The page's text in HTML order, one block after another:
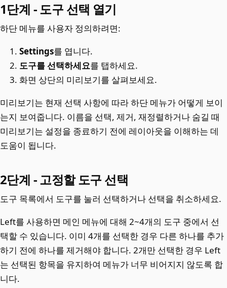
1단계 - 도구 선택 열기
하단 메뉴를 사용자 정의하려면:
Settings를 엽니다.
도구를 선택하세요를 탭하세요.
화면 상단의 미리보기를 살펴보세요.
미리보기는 현재 선택 사항에 따라 하단 메뉴가 어떻게 보이
는지 보여줍니다. 이름을 선택, 제거, 재정렬하거나 숨길 때
미리보기는 설정을 종료하기 전에 레이아웃을 이해하는 데
도움이 됩니다.
2단계 - 고정할 도구 선택
도구 목록에서 도구를 눌러 선택하거나 선택을 취소하세요.
Left를 사용하면 메인 메뉴에 대해 2~4개의 도구 중에서 선
택할 수 있습니다. 이미 4개를 선택한 경우 다른 하나를 추가
하기 전에 하나를 제거해야 합니다. 2개만 선택한 경우 Left
는 선택된 항목을 유지하여 메뉴가 너무 비어지지 않도록 합
니다.